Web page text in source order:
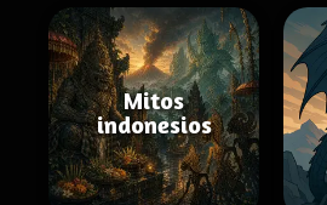
Mitos
indonesios